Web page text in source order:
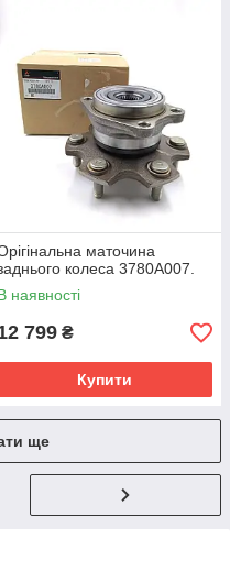
маточина
колеса 3780A007.
наявності
799 ₴
Купити
ще